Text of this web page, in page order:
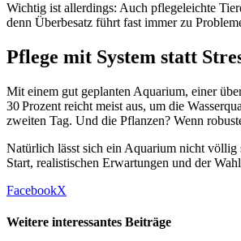
Wichtig ist allerdings: Auch pflegeleichte
denn Überbesatz führt fast immer zu
Pflege mit System statt
Mit einem gut geplanten Aquarium, einer
30 Prozent reicht meist aus, um die
zweiten Tag. Und die Pflanzen? Wenn
Natürlich lässt sich ein Aquarium nicht völlig
Start, realistischen Erwartungen und der
FacebookX
Weitere interessantes Beiträge